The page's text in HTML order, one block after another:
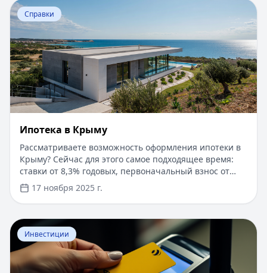
Перейти к статье:
Справки
Ипотека в Крыму
Рассматриваете возможность оформления ипотеки в
Крыму? Сейчас для этого самое подходящее время:
ставки от 8,3% годовых, первоначальный взнос от
15%, срок рассмотрения заявки — от 1 дня. Доступны
программы господдержки с пониженной ставкой от
6%. Одобрение без подтверждения дохода справкой
2-НДФЛ, достаточно выписки по счету. Срок
кредитования — до 30 лет.
17 ноября 2025 г.
Перейти к статье: ​Как оформить кредитную карту
Инвестиции